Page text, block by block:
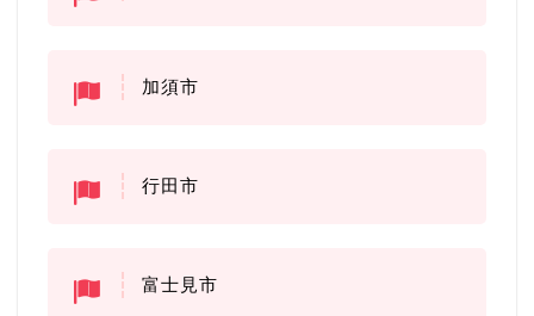
加須市
行田市
富士見市